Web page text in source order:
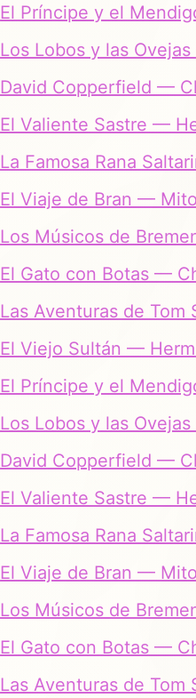
El Príncipe y el
Los Lobos y las
David Copperfield —
El Valiente Sastre —
La Famosa Rana
El Viaje de Bran —
Los Músicos de
El Gato con Botas —
Las Aventuras de
El Viejo Sultán —
El Príncipe y el
Los Lobos y las
David Copperfield —
El Valiente Sastre —
La Famosa Rana
El Viaje de Bran —
Los Músicos de
El Gato con Botas —
Las Aventuras de